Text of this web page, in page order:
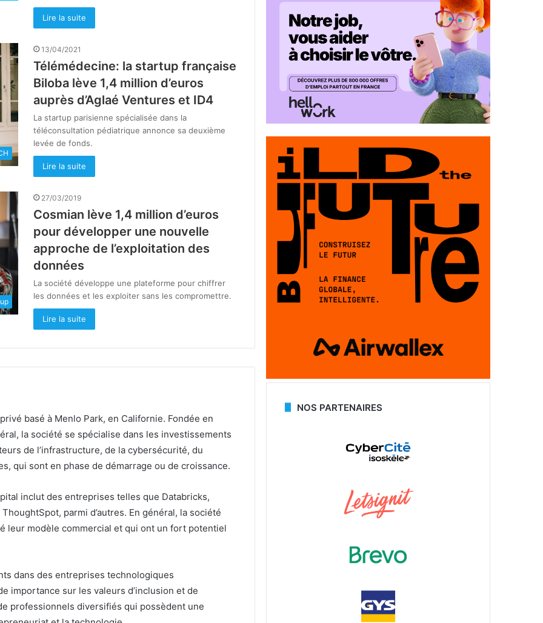
Lire la suite
13/04/2021
Télémédecine: la startup française
Biloba lève 1,4 million d’euros
auprès d’Aglaé Ventures et ID4
La startup parisienne spécialisée dans la
téléconsultation pédiatrique annonce sa deuxième
levée de fonds.
Lire la suite
27/03/2019
Cosmian lève 1,4 million d’euros
pour développer une nouvelle
approche de l’exploitation des
données
La société développe une plateforme pour chiffrer
les données et les exploiter sans les compromettre.
Lire la suite
basé à Menlo Park, en Californie. Fondée en
la société se spécialise dans les investissements
de l’infrastructure, de la cybersécurité, du
qui sont en phase de démarrage ou de croissance.
inclut des entreprises telles que Databricks,
parmi d’autres. En général, la société
leur modèle commercial et qui ont un fort potentiel
dans des entreprises technologiques
importance sur les valeurs d’inclusion et de
professionnels diversifiés qui possèdent une
NOS PARTENAIRES